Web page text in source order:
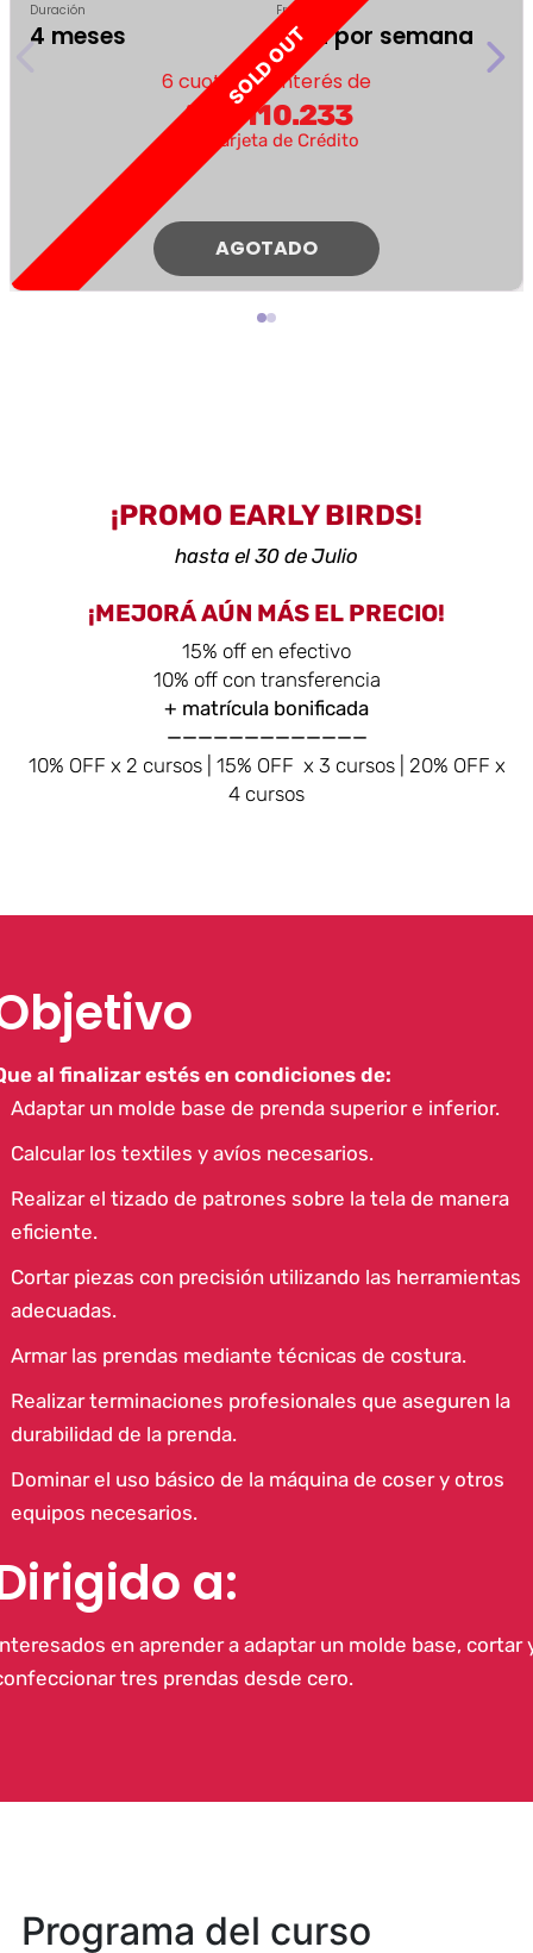
Duración
4 meses
Frecuencia
1 vez por semana
6 cuotas sin interés de
ARS 110.233
con Tarjeta de Crédito
AGOTADO
SOLD OUT
¡PROMO EARLY BIRDS!
hasta el 30 de Julio
¡MEJORÁ AÚN MÁS EL PRECIO!
15% off en efectivo
10% off con transferencia
+ matrícula bonificada
—————————————
10% OFF x 2 cursos | 15% OFF x 3 cursos | 20% OFF x
4 cursos
al finalizar estés en condiciones de:
Adaptar un molde base de prenda superior e inferior.
Calcular los textiles y avíos necesarios.
Realizar el tizado de patrones sobre la tela de manera
eficiente.
Cortar piezas con precisión utilizando las herramientas
adecuadas.
Armar las prendas mediante técnicas de costura.
Realizar terminaciones profesionales que aseguren la
durabilidad de la prenda.
Dominar el uso básico de la máquina de coser y otros
equipos necesarios.
a:
en aprender a adaptar un molde base, cortar
tres prendas desde cero.
Programa del curso